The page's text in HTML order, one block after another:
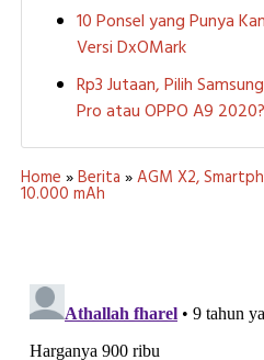
10 Ponsel yang Punya
Versi DxOMark
Rp3 Jutaan, Pilih
Pro atau OPPO A9 2020?
Home »Berita »AGM X2,
10.000 mAh